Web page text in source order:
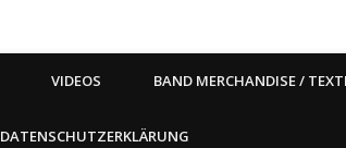
VIDEOS BAND MERCHANDISE /
DATENSCHUTZERKLÄRUNG